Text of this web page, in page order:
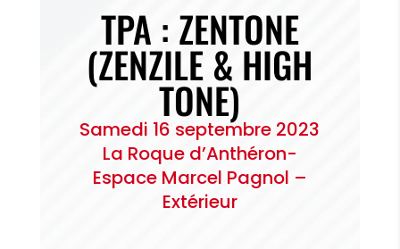
TPA : ZENTONE
(ZENZILE & HIGH
TONE)
Samedi 16 septembre 2023
La Roque d’Anthéron-
Espace Marcel Pagnol –
Extérieur